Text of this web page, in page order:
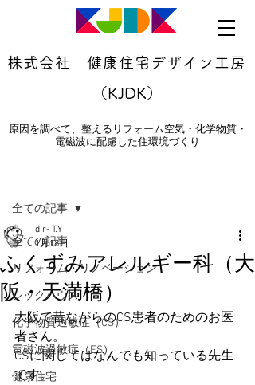
株式会社 健康住宅デザイン工房
（KJDK）
原因を調べて、整えるリフォーム空気・化学物質・
電磁波に配慮した住環境づくり
全ての記事
リフォーム・リノベーション
シックハウス
化学物質過敏症（CS）
電磁波過敏症（ES）
健康住宅
全ての記事
ふくずみアレルギー科（大
阪・天満橋）
dir- T.Y
1月18日
大阪で昔ながらのCS患者のためのお医
者さん。
CSに関してはなんでも知っている先生
です。